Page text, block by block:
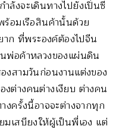
ลังจะเดินทางไปยังเปิ่นซี
ร้อมเรือสินค้านั้นด้วย
าก ที่พระองค์ต้องไปจีน
พ่อค้าหลวงของแผ่นดิน
งสามวันก่อนงานแต่งของ
ต่างคนต่างเงียบ ต่างคน
งครั้งนี้อาจจะต่างจากทุก
เสบียงให้ผู้เป็นพี่เอง แต่